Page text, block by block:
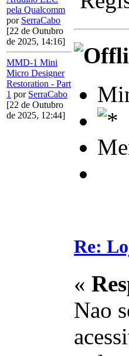
pela Qualcomm
por SerraCabo
[22 de Outubro
de 2025, 14:16]
MMD-1 Mini
Micro Designer
Restoration - Part
1 por SerraCabo
[22 de Outubro
de 2025, 12:44]
Re:
«
Nao